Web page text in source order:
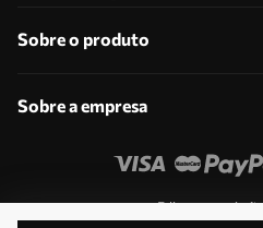
Sobre o produto
Sobre a empresa
Edite as